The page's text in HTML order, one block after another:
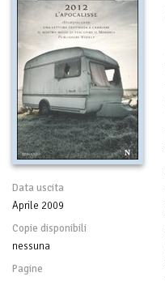
Data uscita
Aprile 2009
Copie disponibili
nessuna
Pagine